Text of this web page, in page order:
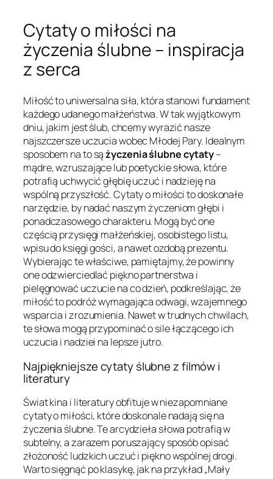
Cytaty o miłości na
życzenia ślubne – inspiracja
z serca
Miłość to uniwersalna siła, która stanowi fundament
każdego udanego małżeństwa. W tak wyjątkowym
dniu, jakim jest ślub, chcemy wyrazić nasze
najszczersze uczucia wobec Młodej Pary. Idealnym
sposobem na to sążyczenia ślubne cytaty–
mądre, wzruszające lub poetyckie słowa, które
potrafią uchwycić głębię uczuć i nadzieję na
wspólną przyszłość. Cytaty o miłości to doskonałe
narzędzie, by nadać naszym życzeniom głębi i
ponadczasowego charakteru. Mogą być one
częścią przysięgi małżeńskiej, osobistego listu,
wpisu do księgi gości, a nawet ozdobą prezentu.
Wybierając te właściwe, pamiętajmy, że powinny
one odzwierciedlać piękno partnerstwa i
pielęgnować uczucie na co dzień, podkreślając, że
miłość to podróż wymagająca odwagi, wzajemnego
wsparcia i zrozumienia. Nawet w trudnych chwilach,
te słowa mogą przypominać o sile łączącego ich
uczucia i nadziei na lepsze jutro.
Najpiękniejsze cytaty ślubne z filmów i
literatury
Świat kina i literatury obfituje w niezapomniane
cytaty o miłości, które doskonale nadają się na
życzenia ślubne. Te arcydzieła słowa potrafią w
subtelny, a zarazem poruszający sposób opisać
złożoność ludzkich uczuć i piękno wspólnej drogi.
Warto sięgnąć po klasykę, jak na przykład „Mały